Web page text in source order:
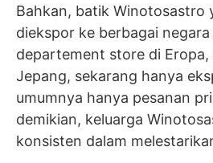
Bahkan, batik Winotosastro
diekspor ke berbagai
departement store di Eropa,
Jepang, sekarang hanya
umumnya hanya pesanan
demikian, keluarga
konsisten dalam